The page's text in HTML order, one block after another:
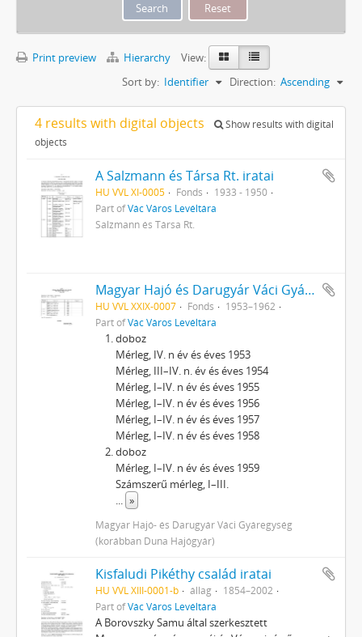
Print preview Hierarchy
View:
Sort by: Identifier Direction: Ascending
4 results with digital objects
Show results with digital
objects
A Salzmann és Társa Rt. iratai
HU VVL XI-0005 Fonds
1933 - 1950
Part ofVác Város Levéltára
Salzmann és Társa Rt.
Magyar Hajó és Darugyár Váci Gyárának (1962-ig Dunai Hajógyár) iratai
HU VVL XXIX-0007 Fonds
1953–1962
Part ofVác Város Levéltára
doboz
Mérleg, IV. n év és éves 1953
Mérleg, III–IV. n. év és éves 1954
Mérleg, I–IV. n év és éves 1955
Mérleg, I–IV. n év és éves 1956
Mérleg, I–IV. n év és éves 1957
Mérleg, I–IV. n év és éves 1958
doboz
Mérleg, I–IV. n év és éves 1959
Számszerű mérleg, I–III.
... »
Magyar Hajó- és Darugyár Váci Gyáregység
(korábban Duna Hajógyár)
Kisfaludi Pikéthy család iratai
HU VVL XIII-0001-b állag
1854–2002
Part ofVác Város Levéltára
A Borovszky Samu által szerkesztett